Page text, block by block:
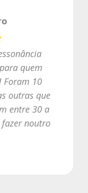
quem
Foram 10
outras que
entre 30 a
noutro